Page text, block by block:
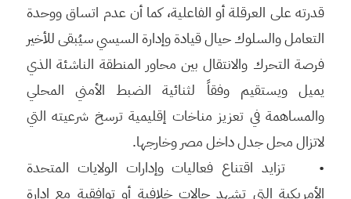
قدرته على العرقلة أو الفاعلية، كما أن عدم اتساق ووحدة
التعامل والسلوك حيال قيادة وإدارة السيسي سيُبقى للأخير
فرصة التحرك والانتقال بين محاور المنطقة الناشئة الذي
يميل ويستقيم وفقاً لثنائية الضبط الأمني المحلي
والمساهمة في تعزيز مناخات إقليمية ترسخ شرعيته التي
لاتزال محل جدل داخل مصر وخارجها.
• تزايد اقتناع فعاليات وإدارات الولايات المتحدة
الأمريكية التي تشهد حالات خلافية أو توافقية مع إدارة